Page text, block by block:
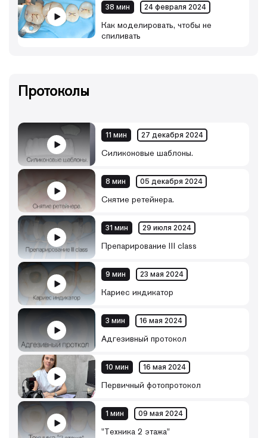
38 мин 24 февраля 2024
Как моделировать, чтобы не
спиливать
Протоколы
11 мин 27 декабря 2024
Силиконовые шаблоны.
8 мин 05 декабря 2024
Снятие ретейнера.
31 мин 29 июля 2024
Препарирование III class
9 мин 23 мая 2024
Кариес индикатор
3 мин 16 мая 2024
Адгезивный протокол
10 мин 16 мая 2024
Первичный фотопротокол
1 мин 09 мая 2024
"Техника 2 этажа"